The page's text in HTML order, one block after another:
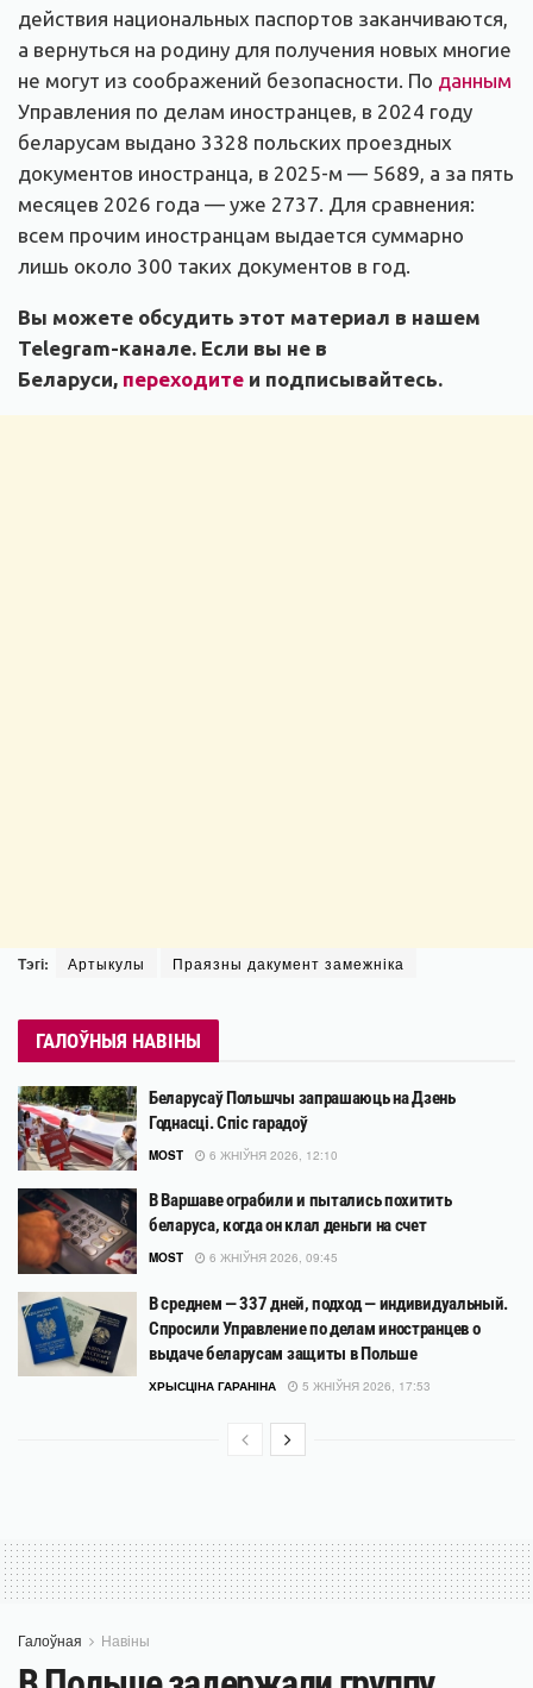
действия национальных паспортов заканчиваются,
а вернуться на родину для получения новых многие
не могут из соображений безопасности. По данным
Управления по делам иностранцев, в 2024 году
беларусам выдано 3328 польских проездных
документов иностранца, в 2025-м — 5689, а за пять
месяцев 2026 года — уже 2737. Для сравнения:
всем прочим иностранцам выдается суммарно
лишь около 300 таких документов в год.
Вы можете обсудить этот материал в нашем
Telegram-канале. Если вы не в
Беларуси, переходите и подписывайтесь.
Тэгі: Артыкулы Праязны дакумент замежніка
ГАЛОЎНЫЯ НАВІНЫ
Беларусаў Польшчы запрашаюць на Дзень
Годнасці. Спіс гарадоў
MOST 6 ЖНІЎНЯ 2026, 12:10
В Варшаве ограбили и пытались похитить
беларуса, когда он клал деньги на счет
MOST 6 ЖНІЎНЯ 2026, 09:45
В среднем — 337 дней, подход — индивидуальный.
Спросили Управление по делам иностранцев о
выдаче беларусам защиты в Польше
ХРЫСЦІНА ГАРАНІНА 5 ЖНІЎНЯ 2026, 17:53
Галоўная Навіны